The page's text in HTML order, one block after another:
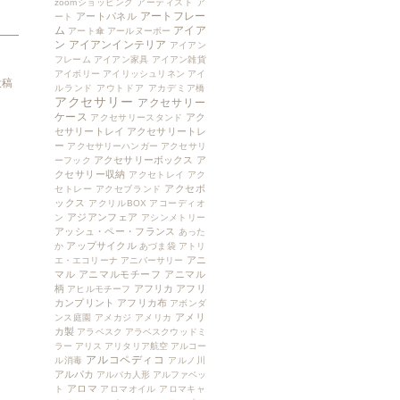
zoomショッピング アーティスト
ア
ート
アートパネル アートフレー
ム アート傘 アールヌーボー アイア
ン アイアンインテリア アイアン
フレーム アイアン家具 アイアン雑貨
アイボリー アイリッシュリネン アイ
ルランド
アウトドア アカデミア橋
アクセサリー アクセサリー
ケース アクセサリースタンド アク
セサリートレイ アクセサリートレ
ー アクセサリーハンガー アクセサリ
ーフック アクセサリーボックス ア
クセサリー収納 アクセトレイ
アク
セトレー アクセブランド アクセボ
ックス
アクリルBOX アコーディオ
ン アジアンフェア アシンメトリー
アッシュ・ペー・フランス
あった
か アップサイクル あづま袋 アトリ
エ・エコリーナ アニバーサリー アニ
マル アニマルモチーフ アニマル
柄 アヒルモチーフ アフリカ アフリ
カンプリント アフリカ布 アボンダ
ンス庭園
アメカジ アメリカ アメリ
カ製 アラベスク アラベスクウッドミ
ラー アリス アリタリア航空 アルコー
ル消毒 アルコペディコ アルノ川
アルパカ アルパカ人形 アルファベッ
ト
アロマ アロマオイル アロマキャ